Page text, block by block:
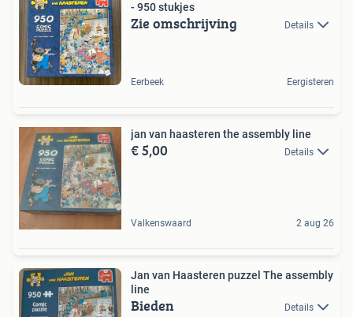
- 950 stukjes
Zie omschrijving Details
Eerbeek Eergisteren
jan van haasteren the assembly line
€ 5,00 Details
Valkenswaard 2 aug 26
Jan van Haasteren puzzel The assembly
line
Bieden Details